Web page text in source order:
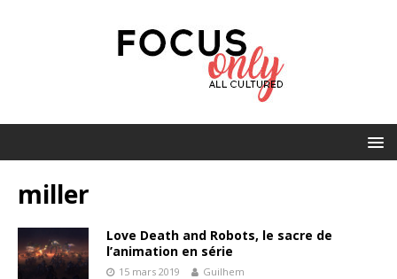
miller
Love Death and Robots, le sacre de
l’animation en série
15 mars 2019 Guilhem